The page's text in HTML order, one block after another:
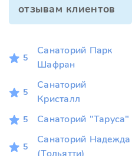
отзывам клиентов
5
Санаторий Парк
Шафран
5
Санаторий
Кристалл
5 Санаторий "Таруса"
5
Санаторий Надежда